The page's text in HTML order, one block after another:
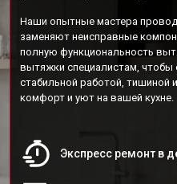
Наши опытные мастера
заменяют неисправные
полную функциональность
вытяжки специалистам, чтобы
стабильной работой, тишиной
комфорт и уют на вашей кухне.
Экспресс ремонт в